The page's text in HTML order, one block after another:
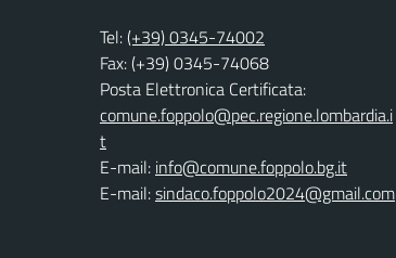
Tel:(+39) 0345-74002
Fax: (+39) 0345-74068
Posta Elettronica Certificata:
comune.foppolo@pec.regione.lombardia.i
t
E-mail: info@comune.foppolo.bg.it
E-mail:sindaco.foppolo2024@gmail.com